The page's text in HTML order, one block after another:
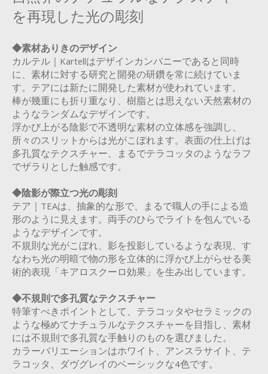
を再現した光の彫刻
◆素材ありきのデザイン
カルテル｜Kartellはデザインカンパニーであると同時
に、素材に対する研究と開発の研鑽を常に続けていま
す。テアには新たに開発した素材が使われています。
棒が幾重にも折り重なり、樹脂とは思えない天然素材の
ようなランダムなデザインです。
浮かび上がる陰影で不透明な素材の立体感を強調し、
所々のスリットからは光がこぼれます。表面の仕上げは
多孔質なテクスチャー、まるでテラコッタのようなラフ
でザラりとした触感です。
◆陰影が際立つ光の彫刻
テア｜TEAは、抽象的な形で、まるで職人の手による造
形のように見えます。両手のひらでライトを包んでいる
ようなデザインです。
不規則な光がこぼれ、影を投影しているような表現、す
なわち光の明暗で物の形を立体的に浮かび上がらせる美
術的表現「キアロスクーロ効果」を生み出しています。
◆不規則で多孔質なテクスチャー
特筆すべきポイントとして、テラコッタやセラミックの
ような極めてナチュラルなテクスチャーを目指し、素材
には不規則で多孔質な手触りのものを選びました。
カラーバリエーションはホワイト、アンスラサイト、テ
ラコッタ、ダヴグレイのベーシックな4色です。